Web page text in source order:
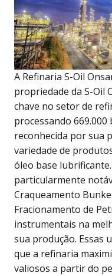
A Refinaria S-Oil
propriedade da S-Oil
chave no setor de
processando
reconhecida por sua
variedade de
óleo base
particularmente
Craqueamento
Fracionamento de
instrumentais na
sua produção. Essas
que a refinaria
valiosos a partir do